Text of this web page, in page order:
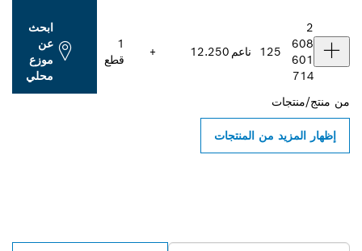
2
608
601
714
125 ناعم 12.250
+
1
قطع
ابحث
عن
موزع
محلي
من منتج/منتجات
إظهار المزيد من المنتجات